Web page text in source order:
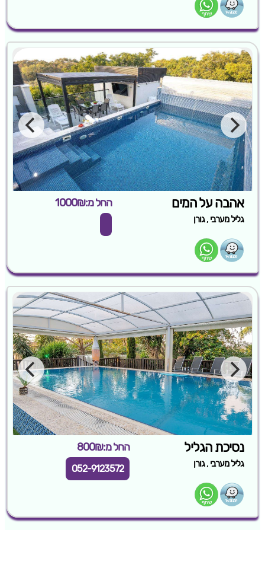
אהבה על המים החל מ:1000₪
גליל מערבי ,גורן
נסיכת הגליל החל מ:800₪
גליל מערבי ,גורן 052-9123572